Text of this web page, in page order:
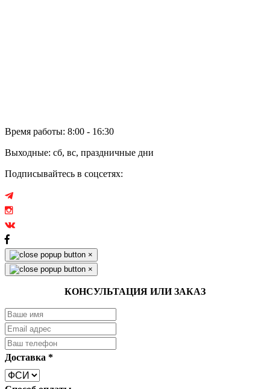
Время работы: 8:00 - 16:30
Выходные: сб, вс, праздничные дни
Подписывайтесь в соцсетях:
×
×
КОНСУЛЬТАЦИЯ ИЛИ ЗАКАЗ
Доставка *